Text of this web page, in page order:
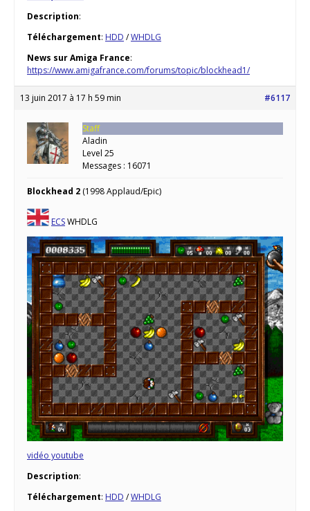
Description:
Téléchargement: HDD /WHDLG
News sur Amiga France:
https://www.amigafrance.com/forums/topic/blockhead1/
13 juin 2017 à 17 h 59 min #6117
Staff
Aladin
Level 25
Messages : 16071
Blockhead 2 (1998 Applaud/Epic)
ECSWHDLG
vidéo youtube
Description:
Téléchargement: HDD /WHDLG